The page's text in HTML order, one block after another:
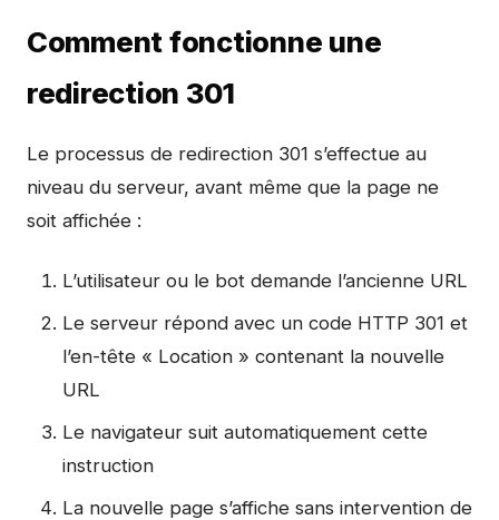
Comment fonctionne une
redirection 301
Le processus de redirection 301 s’effectue au
niveau du serveur, avant même que la page ne
soit affichée :
L’utilisateur ou le bot demande l’ancienne URL
Le serveur répond avec un code HTTP 301 et
l’en-tête « Location » contenant la nouvelle
URL
Le navigateur suit automatiquement cette
instruction
La nouvelle page s’affiche sans intervention de